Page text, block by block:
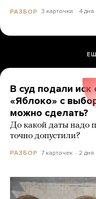
РАЗБОР 3 карточки 4 дня
В суд подали иск
«Яблоко» с
можно сделать?
До какой даты надо
точно допустили?
РАЗБОР 7 карточек 2 дня